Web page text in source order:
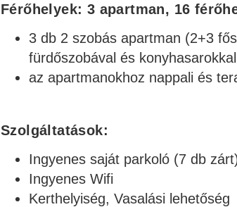
Férőhelyek: 3 apartman, 16
3 db 2 szobás apartman (2+3
fürdőszobával és konyhasarokkal
az apartmanokhoz nappali és
Szolgáltatások:
Ingyenes saját parkoló (7 db
Ingyenes Wifi
Kerthelyiség, Vasalási lehetőség